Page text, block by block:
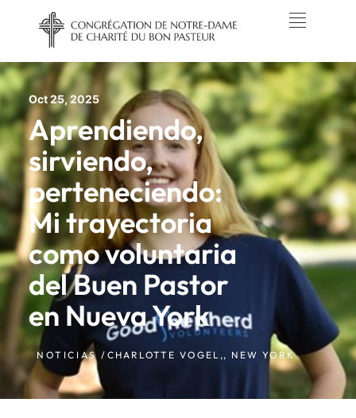
Oct 25, 2025
Aprendiendo,
sirviendo,
perteneciendo:
Mi trayectoria
como voluntaria
del Buen Pastor
en Nueva York
NOTICIAS / CHARLOTTE VOGEL,, NEW YORK